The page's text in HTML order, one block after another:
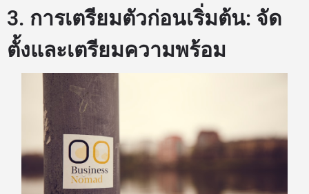
3. การเตรียมตัวก่อนเริ่มต้น: จัด
ตั้งและเตรียมความพร้อม